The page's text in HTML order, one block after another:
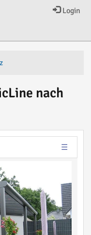
Login
nach